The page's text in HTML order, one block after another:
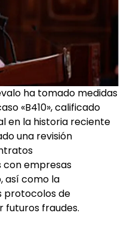
ha tomado medidas
«B410», calificado
en la historia reciente
una revisión
empresas
así como la
protocolos de
fraudes.